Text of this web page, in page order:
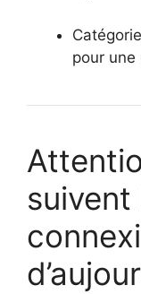
pour une
suivent